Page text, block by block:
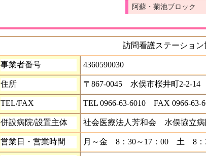
阿蘇・菊池ブロック
訪問看護ステーション
事業者番号 4360590030
住所 〒867-0045 水俣市桜井町2-2-14
TEL/FAX TEL 0966-63-6010 FAX 0966-63-
併設病院/設置主体 社会医療法人芳和会 水俣協立病
営業日・営業時間 月～金 8：30～17：00 土 8：